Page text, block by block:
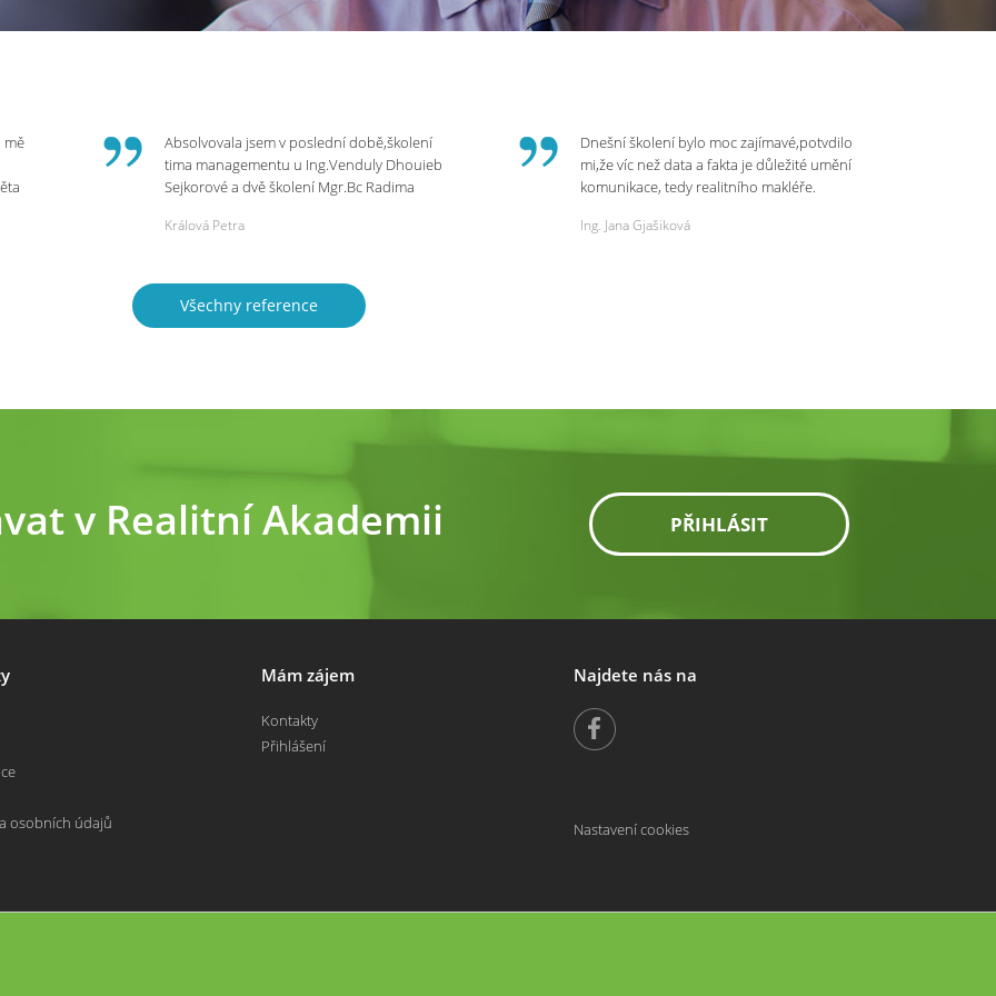
mě
Absolvovala jsem v poslední době,školení
tima managementu u Ing.Venduly Dhouieb
Sejkorové a dvě školení Mgr.Bc Radima
doporučit,neboť mi změnily pohled na
Králová Petra
Dnešní školení bylo moc zajímavé,potvdilo
mi,že víc než data a fakta je důležité umění
komunikace, tedy realitního makléře.
rozhovor či náběr u klienta. Výsledkem je
Ing. Jana Gjašiková
Všechny reference
PŘIHLÁSIT
v Realitní Akademii
osobních údajů
Mám zájem
Kontakty
Přihlášení
Najdete nás na
Nastavení cookies